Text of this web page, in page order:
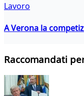
Lavoro
A Verona la
Raccomandati